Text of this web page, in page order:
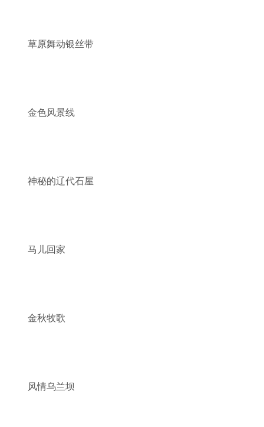
草原舞动银丝带
金色风景线
神秘的辽代石屋
马儿回家
金秋牧歌
风情乌兰坝